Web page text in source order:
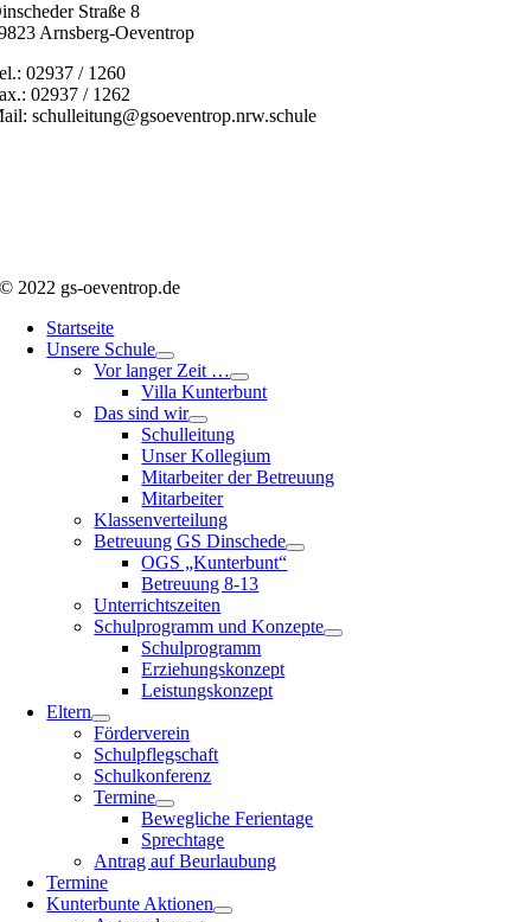
Straße 8
Arnsberg-Oeventrop
02937 / 1260
02937 / 1262
schulleitung@gsoeventrop.nrw.schule
© 2022 gs-oeventrop.de
Startseite
Unsere Schule
Vor langer Zeit …
Villa Kunterbunt
Das sind wir
Schulleitung
Unser Kollegium
Mitarbeiter der Betreuung
Mitarbeiter
Klassenverteilung
Betreuung GS Dinschede
OGS „Kunterbunt“
Betreuung 8-13
Unterrichtszeiten
Schulprogramm und Konzepte
Schulprogramm
Erziehungskonzept
Leistungskonzept
Eltern
Förderverein
Schulpflegschaft
Schulkonferenz
Termine
Bewegliche Ferientage
Sprechtage
Antrag auf Beurlaubung
Termine
Kunterbunte Aktionen